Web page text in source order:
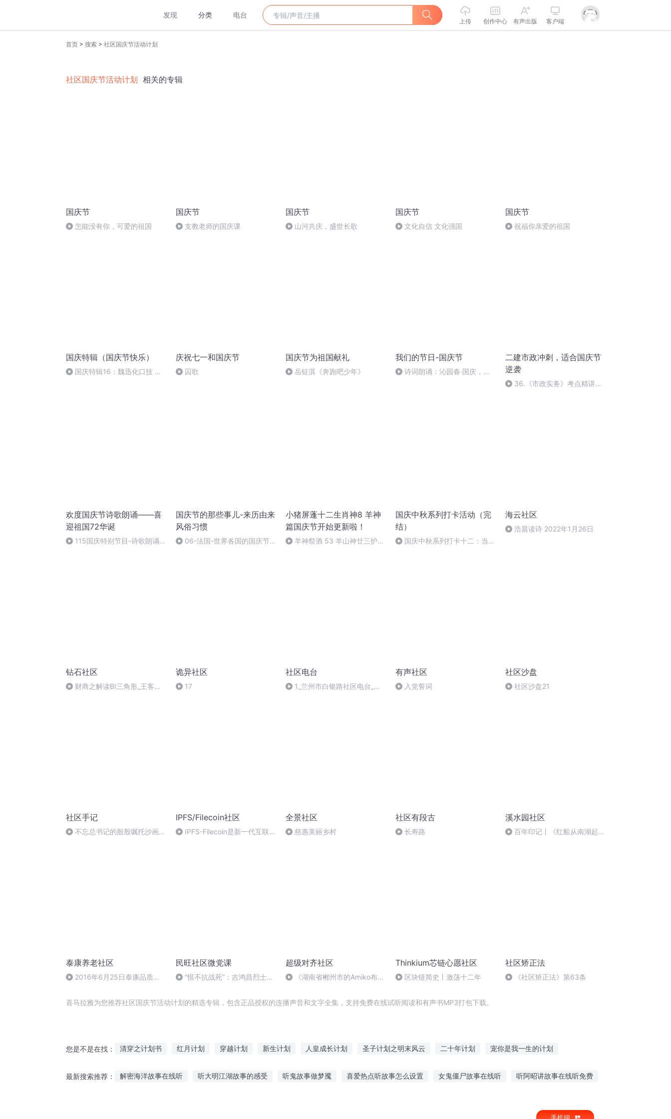
发现 分类 电台
上传 创作中心 有声出版 客户端
首页 > 搜索 > 社区国庆节活动计划
社区国庆节活动计划 相关的专辑
国庆节
怎能没有你，可爱的祖国
国庆节
支教老师的国庆课
国庆节
山河共庆，盛世长歌
国庆节
文化自信 文化强国
国庆节
祝福你亲爱的祖国
国庆特辑（国庆节快乐）
国庆特辑16：魏迅化口技 二
庆祝七一和国庆节
囚歌
国庆节为祖国献礼
岳钲淇《奔跑吧少年》
我们的节日-国庆节
诗词朗诵：沁园春·国庆，朗
二建市政冲刺，适合国庆节
逆袭
36.《市政实务》考点精讲第
欢度国庆节诗歌朗诵——喜
迎祖国72华诞
115国庆特别节目-诗歌朗诵-
国庆节的那些事儿-来历由来
风俗习惯
06-法国-世界各国的国庆节-
小猪屏蓬十二生肖神8 羊神
篇国庆节开始更新啦！
羊神祭酒 53 羊山神廿三护祭
国庆中秋系列打卡活动（完
结）
国庆中秋系列打卡十二：当阳
海云社区
浩晨读诗 2022年1月26日
钻石社区
财商之解读BI三角形_王客茗_
诡异社区
17
社区电台
1_兰州市白银路社区电台_邻
有声社区
入党誓词
社区沙盘
社区沙盘21
社区手记
不忘总书记的殷殷嘱托沙画视
IPFS/Filecoin社区
IPFS-Filecoin是新一代互联
全景社区
慈惠美丽乡村
社区有段古
长寿路
溪水园社区
百年印记丨《红船从南湖起
泰康养老社区
2016年6月25日泰康品质养
民旺社区微党课
“恨不抗战死”：吉鸿昌烈士的
超级对齐社区
《湖南省郴州市的Amiko布
Thinkium芯链心愿社区
区块链简史丨激荡十二年
社区矫正法
《社区矫正法》第63条
喜马拉雅为您推荐社区国庆节活动计划的精选专辑，包含正品授权的连播声音和文字全集，支持免费在线试听阅读和有声书MP3打包下载。
您是不是在找： 清穿之计划书 红月计划 穿越计划 新生计划 人皇成长计划 圣子计划之明末风云 二十年计划 宠你是我一生的计划
最新搜索推荐： 解密海洋故事在线听 听大明江湖故事的感受 听鬼故事做梦魇 喜爱热点听故事怎么设置 女鬼僵尸故事在线听 听阿昭讲故事在线听免费